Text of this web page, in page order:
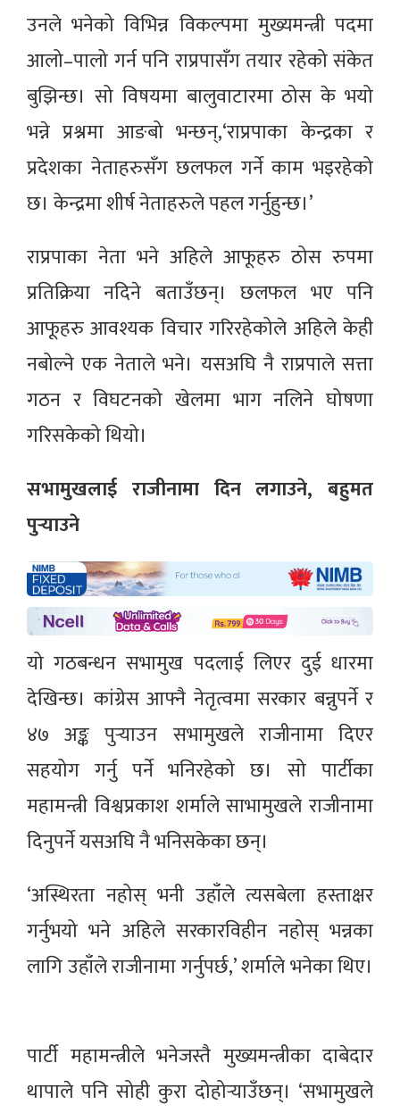
उनले भनेको विभिन्न विकल्पमा मुख्यमन्त्री पदमा
आलो–पालो गर्न पनि राप्रपासँग तयार रहेको संकेत
बुझिन्छ। सो विषयमा बालुवाटारमा ठोस के भयो
भन्ने प्रश्नमा आङबो भन्छन्,‘राप्रपाका केन्द्रका र
प्रदेशका नेताहरुसँग छलफल गर्ने काम भइरहेको
छ। केन्द्रमा शीर्ष नेताहरुले पहल गर्नुहुन्छ।’
राप्रपाका नेता भने अहिले आफूहरु ठोस रुपमा
प्रतिक्रिया नदिने बताउँछन्। छलफल भए पनि
आफूहरु आवश्यक विचार गरिरहेकोले अहिले केही
नबोल्ने एक नेताले भने। यसअघि नै राप्रपाले सत्ता
गठन र विघटनको खेलमा भाग नलिने घोषणा
गरिसकेको थियो।
सभामुखलाई राजीनामा दिन लगाउने, बहुमत
पुर्‍याउने
यो गठबन्धन सभामुख पदलाई लिएर दुई धारमा
देखिन्छ। कांग्रेस आफ्नै नेतृत्वमा सरकार बन्नुपर्ने र
४७ अङ्क पुर्‍याउन सभामुखले राजीनामा दिएर
सहयोग गर्नु पर्ने भनिरहेको छ। सो पार्टीका
महामन्त्री विश्वप्रकाश शर्माले साभामुखले राजीनामा
दिनुपर्ने यसअघि नै भनिसकेका छन्।
‘अस्थिरता नहोस् भनी उहाँले त्यसबेला हस्ताक्षर
गर्नुभयो भने अहिले सरकारविहीन नहोस् भन्नका
लागि उहाँले राजीनामा गर्नुपर्छ,’ शर्माले भनेका थिए।
पार्टी महामन्त्रीले भनेजस्तै मुख्यमन्त्रीका दाबेदार
थापाले पनि सोही कुरा दोहोर्‍याउँछन्। ‘सभामुखले